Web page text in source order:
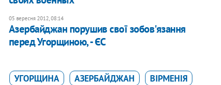
05 вересня 2012, 08:14
Азербайджан порушив свої зобов'язання
перед Угорщиною, - ЄС
УГОРЩИНА АЗЕРБАЙДЖАН
ВІРМЕНІЯ